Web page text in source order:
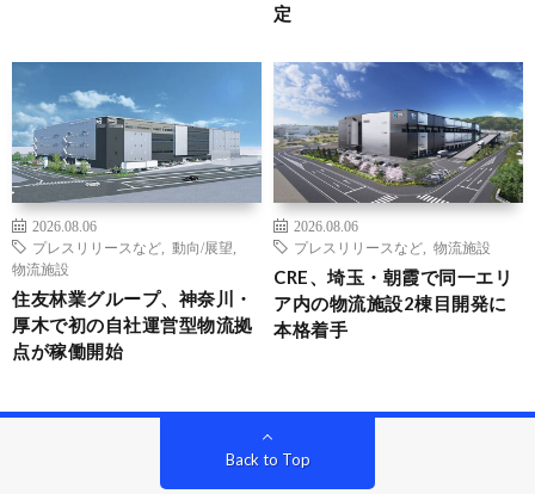
定
2026.08.06
プレスリリースなど
動向/展望
物流施設
住友林業グループ、神奈川・
厚木で初の自社運営型物流拠
点が稼働開始
2026.08.06
プレスリリースなど
物流施設
CRE、埼玉・朝霞で同一エリ
ア内の物流施設2棟目開発に
本格着手
Back to Top